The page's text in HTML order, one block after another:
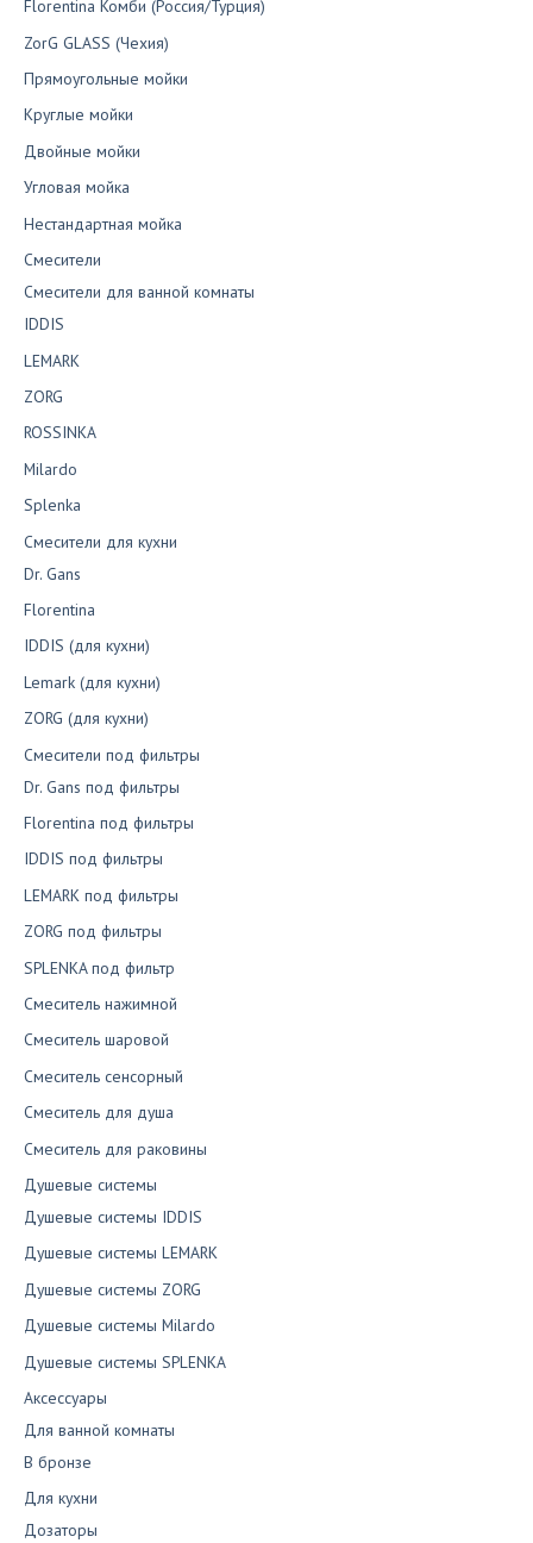
Florentina Комби (Россия/Турция)
ZorG GLASS (Чехия)
Прямоугольные мойки
Круглые мойки
Двойные мойки
Угловая мойка
Нестандартная мойка
Смесители
Смесители для ванной комнаты
IDDIS
LEMARK
ZORG
ROSSINKA
Milardo
Splenka
Смесители для кухни
Dr. Gans
Florentina
IDDIS (для кухни)
Lemark (для кухни)
ZORG (для кухни)
Смесители под фильтры
Dr. Gans под фильтры
Florentina под фильтры
IDDIS под фильтры
LEMARK под фильтры
ZORG под фильтры
SPLENKA под фильтр
Смеситель нажимной
Смеситель шаровой
Смеситель сенсорный
Смеситель для душа
Смеситель для раковины
Душевые системы
Душевые системы IDDIS
Душевые системы LEMARK
Душевые системы ZORG
Душевые системы Milardo
Душевые системы SPLENKA
Аксессуары
Для ванной комнаты
В бронзе
Для кухни
Дозаторы